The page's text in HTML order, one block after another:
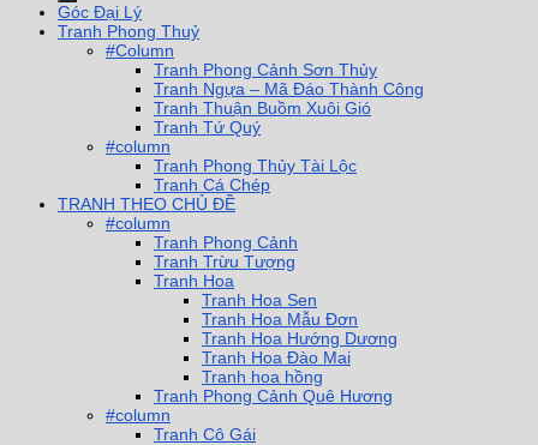
Góc Đại Lý
Tranh Phong Thuỷ
#Column
Tranh Phong Cảnh Sơn Thủy
Tranh Ngựa – Mã Đáo Thành Công
Tranh Thuận Buồm Xuôi Gió
Tranh Tứ Quý
#column
Tranh Phong Thủy Tài Lộc
Tranh Cá Chép
TRANH THEO CHỦ ĐỀ
#column
Tranh Phong Cảnh
Tranh Trừu Tượng
Tranh Hoa
Tranh Hoa Sen
Tranh Hoa Mẫu Đơn
Tranh Hoa Hướng Dương
Tranh Hoa Đào Mai
Tranh hoa hồng
Tranh Phong Cảnh Quê Hương
#column
Tranh Cô Gái